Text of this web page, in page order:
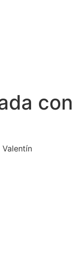
con